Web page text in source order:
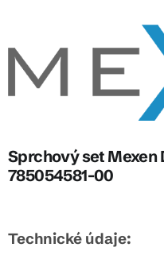
Sprchový set Mexen
785054581-00
Technické údaje: